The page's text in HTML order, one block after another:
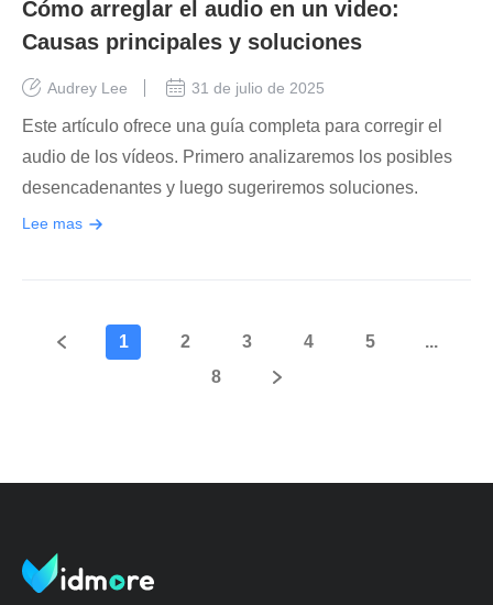
Cómo arreglar el audio en un video:
Causas principales y soluciones
Audrey Lee 31 de julio de 2025
Este artículo ofrece una guía completa para corregir el
audio de los vídeos. Primero analizaremos los posibles
desencadenantes y luego sugeriremos soluciones.
Lee mas
1 2 3 4 5
...
8